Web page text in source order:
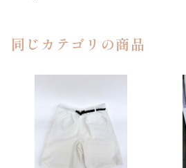
同じカテゴリの商品